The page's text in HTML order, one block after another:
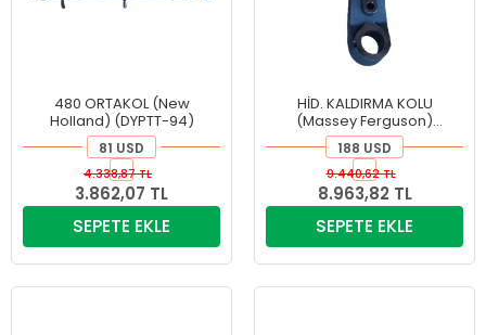
480 ORTAKOL (New
Holland) (DYPTT-94)
81 USD
3.862,07 TL
4.338,87 TL
SEPETE EKLE
HİD. KALDIRMA KOLU
(Massey Ferguson)
(DYPMF-63)
188 USD
8.963,82 TL
9.440,62 TL
SEPETE EKLE